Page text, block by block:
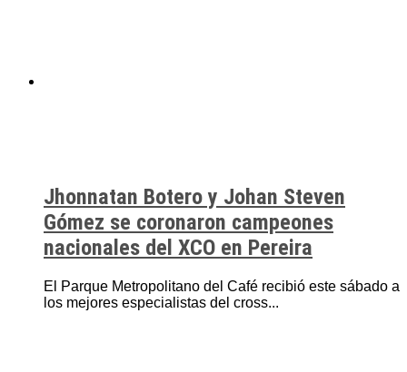
Jhonnatan Botero y Johan Steven
Gómez se coronaron campeones
nacionales del XCO en Pereira
El Parque Metropolitano del Café recibió este sábado a
los mejores especialistas del cross...